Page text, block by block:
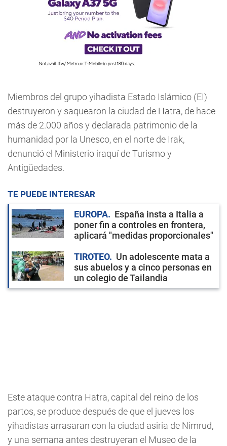
Miembros del grupo yihadista Estado Islámico (EI)
destruyeron y saquearon la ciudad de Hatra, de hace
más de 2.000 años y declarada patrimonio de la
humanidad por la Unesco, en el norte de Irak,
denunció el Ministerio iraquí de Turismo y
Antigüedades.
TE PUEDE INTERESAR
EUROPA
España insta a Italia a
poner fin a controles en frontera,
aplicará "medidas proporcionales"
TIROTEO
Un adolescente mata a
sus abuelos y a cinco personas en
un colegio de Tailandia
Este ataque contra Hatra, capital del reino de los
partos, se produce después de que el jueves los
yihadistas arrasaran con la ciudad asiria de Nimrud,
y una semana antes destruyeran el Museo de la